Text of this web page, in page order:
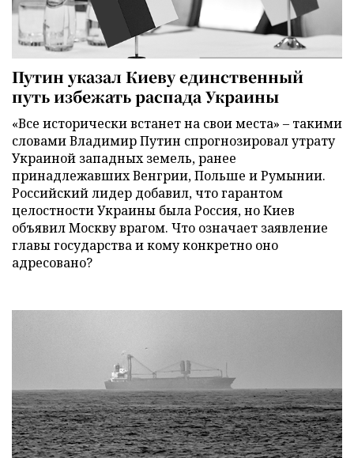
Путин указал Киеву единственный
путь избежать распада Украины
«Все исторически встанет на свои места» – такими
словами Владимир Путин спрогнозировал утрату
Украиной западных земель, ранее
принадлежавших Венгрии, Польше и Румынии.
Российский лидер добавил, что гарантом
целостности Украины была Россия, но Киев
объявил Москву врагом. Что означает заявление
главы государства и кому конкретно оно
адресовано?